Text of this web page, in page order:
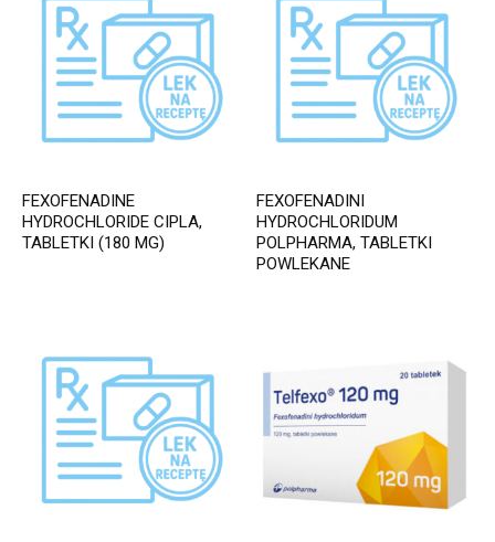
FEXOFENADINE
HYDROCHLORIDE CIPLA,
TABLETKI (180 MG)
FEXOFENADINI
HYDROCHLORIDUM
POLPHARMA, TABLETKI
POWLEKANE